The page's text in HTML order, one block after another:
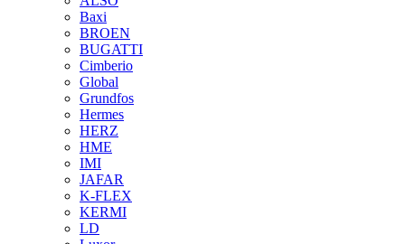
Baxi
BROEN
BUGATTI
Cimberio
Global
Grundfos
Hermes
HERZ
HME
IMI
JAFAR
K-FLEX
KERMI
LD